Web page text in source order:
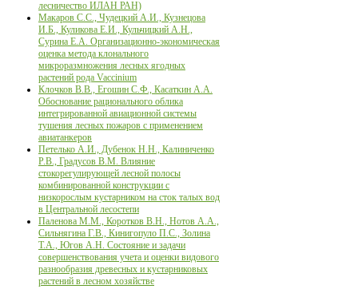
лесничество ИЛАН РАН)
Макаров С.С., Чудецкий А.И., Кузнецова
И.Б., Куликова Е.И., Кульчицкий А.Н.,
Сурина Е.А. Организационно-экономическая
оценка метода клонального
микроразмножения лесных ягодных
растений рода Vaccinium
Клочков В.В., Егошин С.Ф., Касаткин А.А.
Обоснование рационального облика
интегрированной авиационной системы
тушения лесных пожаров с применением
авиатанкеров
Петелько А.И., Дубенок Н.Н., Калиниченко
Р.В., Градусов В.М. Влияние
стокорегулирующей лесной полосы
комбинированной конструкции с
низкорослым кустарником на сток талых вод
в Центральной лесостепи
Паленова М.М., Коротков В.Н., Нотов А.А.,
Сильнягина Г.В., Кинигопуло П.С., Золина
Т.А., Югов А.Н. Состояние и задачи
совершенствования учета и оценки видового
разнообразия древесных и кустарниковых
растений в лесном хозяйстве